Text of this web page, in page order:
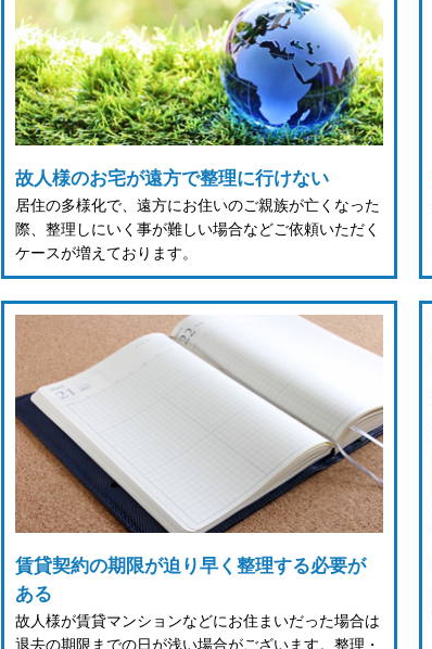
故人様のお宅が遠方で整理に行けない
居住の多様化で、遠方にお住いのご親族が亡くなった
際、整理しにいく事が難しい場合などご依頼いただく
ケースが増えております。
賃貸契約の期限が迫り早く整理する必要が
ある
故人様が賃貸マンションなどにお住まいだった場合は
退去の期限までの日が浅い場合がございます。整理・